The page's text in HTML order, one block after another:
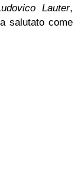
Lauter,
salutato come